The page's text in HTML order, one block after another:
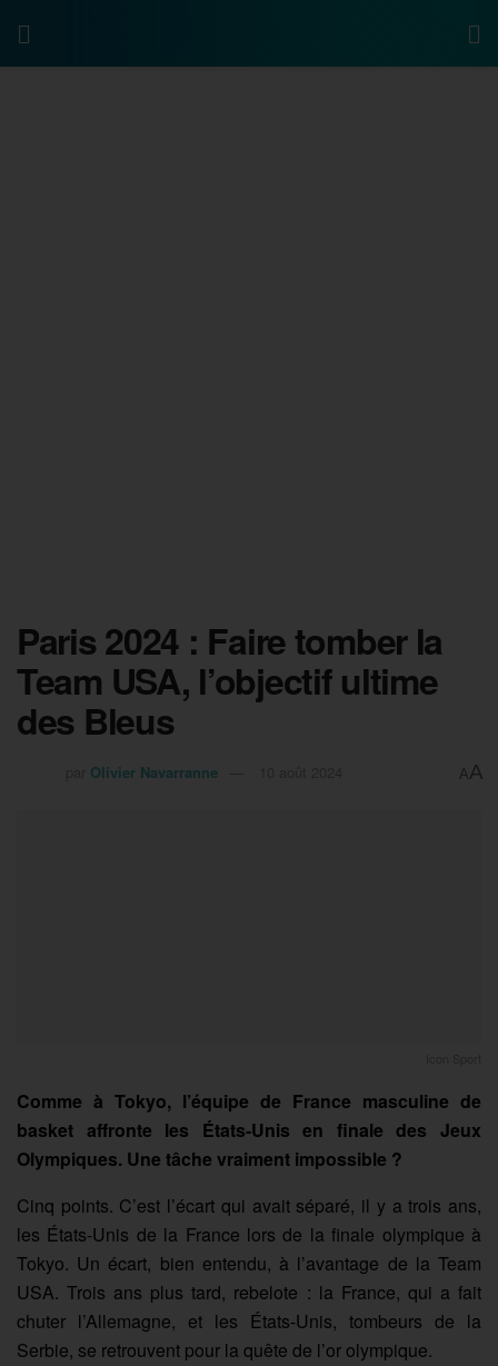
Paris 2024 : Faire tomber la
Team USA, l’objectif ultime
des Bleus
Olivier Navarranne AA
Comme à Tokyo, l’équipe de France masculine de
basket affronte les États-Unis en finale des Jeux
Olympiques. Une tâche vraiment impossible ?
Cinq points. C’est l’écart qui avait séparé, il y a trois ans,
les États-Unis de la France lors de la finale olympique à
Tokyo. Un écart, bien entendu, à l’avantage de la Team
USA. Trois ans plus tard, rebelote : la France, qui a fait
chuter l’Allemagne, et les États-Unis, tombeurs de la
Serbie, se retrouvent pour la quête de l’or olympique.